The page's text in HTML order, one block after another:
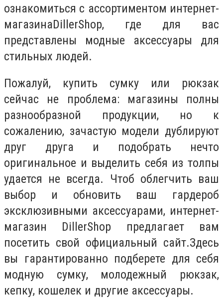
ознакомиться с ассортиментом интернет-
магазинаDillerShop, где для вас
представлены модные аксессуары для
стильных людей.
Пожалуй, купить сумку или рюкзак
сейчас не проблема: магазины полны
разнообразной продукции, но к
сожалению, зачастую модели дублируют
друг друга и подобрать нечто
оригинальное и выделить себя из толпы
удается не всегда. Чтоб облегчить ваш
выбор и обновить ваш гардероб
эксклюзивными аксессуарами, интернет-
магазин DillerShop предлагает вам
посетить свой официальный сайт.Здесь
вы гарантированно подберете для себя
модную сумку, молодежный рюкзак,
кепку, кошелек и другие аксессуары.